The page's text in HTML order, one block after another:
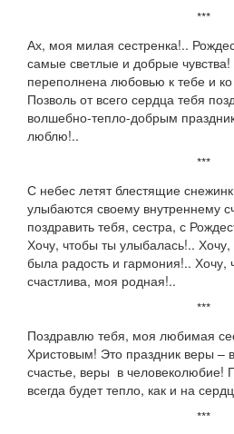
***
Ах, моя милая сестренка!..
самые светлые и добрые
переполнена любовью к тебе и
Позволь от всего сердца тебя
волшебно-тепло-добрым
люблю!..
***
С небес летят блестящие
улыбаются своему внутреннему
поздравить тебя, сестра, с
Хочу, чтобы ты улыбалась!..
была радость и гармония!.. Хочу,
счастлива, моя родная!..
***
Поздравлю тебя, моя любимая
Христовым! Это праздник веры –
счастье, веры в человеколюбие!
всегда будет тепло, как и на
***